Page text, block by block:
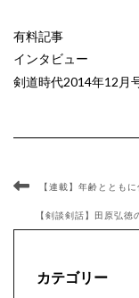
有料記事
インタビュー
剣道時代2014年12月
【連載】年齢ととも
【剣談剣話】田原弘
カテゴリー